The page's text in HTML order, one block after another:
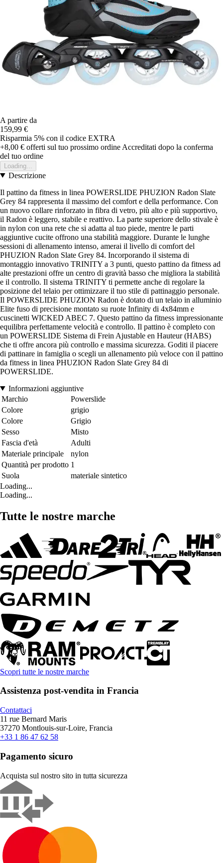
A partire da
159,99 €
Risparmia 5% con il codice EXTRA
+8,00 € offerti sul tuo prossimo ordine Accreditati dopo la conferma
del tuo ordine
Loading...
Descrizione
Il pattino da fitness in linea POWERSLIDE PHUZION Radon Slate
Grey 84 rappresenta il massimo del comfort e della performance. Con
un nuovo collare rinforzato in fibra di vetro, più alto e più supportivo,
il Radon è leggero, stabile e reattivo. La parte superiore dello stivale è
in nylon con una rete che si adatta al tuo piede, mentre le parti
aggiuntive cucite offrono una stabilità maggiore. Durante le lunghe
sessioni di allenamento intenso, amerai il livello di comfort del
PHUZION Radon Slate Grey 84. Incorporando il sistema di
montaggio innovativo TRINITY a 3 punti, questo pattino da fitness ad
alte prestazioni offre un centro di gravità basso che migliora la stabilità
e il controllo. Il sistema TRINITY ti permette anche di regolare la
posizione del telaio per ottimizzare il tuo stile di pattinaggio personale.
Il POWERSLIDE PHUZION Radon è dotato di un telaio in alluminio
Elite fuso di precisione montato su ruote Infinity di 4x84mm e
cuscinetti WICKED ABEC 7. Questo pattino da fitness impressionante
equilibra perfettamente velocità e controllo. Il pattino è completo con
un POWERSLIDE Sistema di Frein Ajustable en Hauteur (HABS)
che ti offre ancora più controllo e massima sicurezza. Goditi il piacere
di pattinare in famiglia o scegli un allenamento più veloce con il pattino
da fitness in linea PHUZION Radon Slate Grey 84 di
POWERSLIDE.
Informazioni aggiuntive
Marchio
Powerslide
Colore
grigio
Colore
Grigio
Sesso
Misto
Fascia d'età
Adulti
Materiale principale
nylon
Quantità per prodotto 1
Suola
materiale sintetico
Loading...
Loading...
Tutte le nostre marche
Scopri tutte le nostre marche
Assistenza post-vendita in Francia
Contattaci
11 rue Bernard Maris
37270 Montlouis-sur-Loire, Francia
+33 1 86 47 62 58
Pagamento sicuro
Acquista sul nostro sito in tutta sicurezza